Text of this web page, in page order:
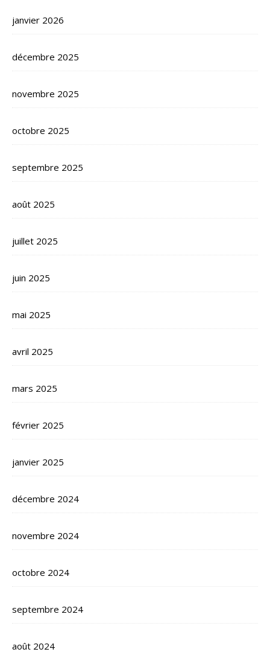
janvier 2026
décembre 2025
novembre 2025
octobre 2025
septembre 2025
août 2025
juillet 2025
juin 2025
mai 2025
avril 2025
mars 2025
février 2025
janvier 2025
décembre 2024
novembre 2024
octobre 2024
septembre 2024
août 2024